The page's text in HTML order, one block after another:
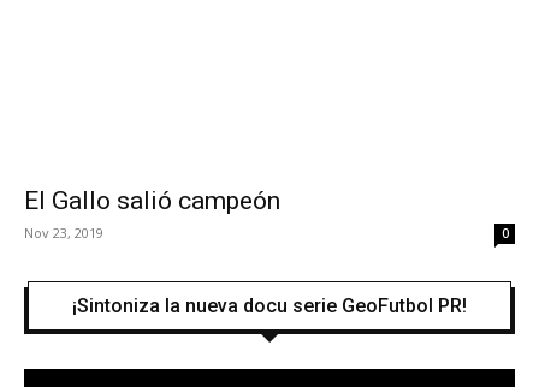
El Gallo salió campeón
Nov 23, 2019 0
¡Sintoniza la nueva docu serie GeoFutbol PR!